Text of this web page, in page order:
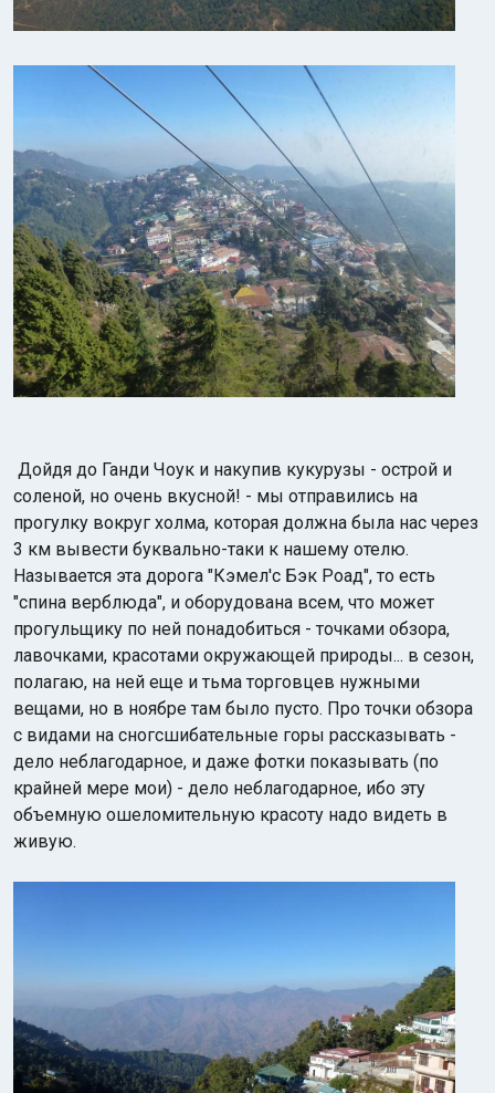
Дойдя до Ганди Чоук и накупив кукурузы - острой и
соленой, но очень вкусной! - мы отправились на
прогулку вокруг холма, которая должна была нас через
3 км вывести буквально-таки к нашему отелю.
Называется эта дорога "Кэмел'с Бэк Роад", то есть
"спина верблюда", и оборудована всем, что может
прогульщику по ней понадобиться - точками обзора,
лавочками, красотами окружающей природы... в сезон,
полагаю, на ней еще и тьма торговцев нужными
вещами, но в ноябре там было пусто. Про точки обзора
с видами на сногсшибательные горы рассказывать -
дело неблагодарное, и даже фотки показывать (по
крайней мере мои) - дело неблагодарное, ибо эту
объемную ошеломительную красоту надо видеть в
живую.